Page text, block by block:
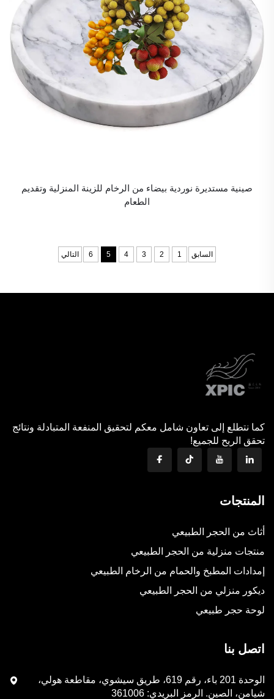
صينية مستديرة نوردية بيضاء من الرخام للزينة المنزلية وتقديم
الطعام
السابق 1
2
3
4
5
6 التالي
كما نتطلع إلى تعاون شامل معكم لتحقيق المنفعة المتبادلة ونتائج
تحقق الربح للجميع!
المنتجات
أثاث من الحجر الطبيعي
منتجات منزلية من الحجر الطبيعي
إمدادات المطبخ والحمام من الرخام الطبيعي
ديكور منزلي من الحجر الطبيعي
لوحة حجر طبيعي
اتصل بنا
الوحدة 201 باء، رقم 619، طريق سيشوي، مقاطعة هولي،
شيامن، الصين. الرمز البريدي: 361006